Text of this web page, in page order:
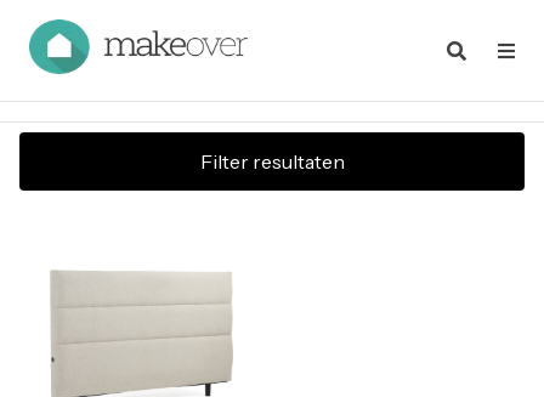
Filter resultaten